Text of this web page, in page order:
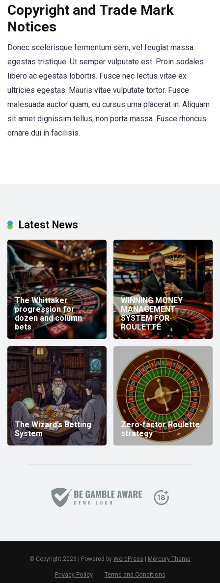
Copyright and Trade Mark
Notices
Donec scelerisque fermentum sem, vel feugiat massa
egestas tristique. Ut semper vulputate est. Proin sodales
libero ac egestas lobortis. Fusce nec lectus vitae ex
ultricies egestas. Mauris vitae vulputate tortor. Fusce
malesuada auctor quam, eu cursus urna placerat in. Aliquam
sit amet dignissim tellus, non porta massa. Fusce rhoncus
ornare dui in facilisis.
Latest News
The Whittaker
progression for
dozen and column
bets
WINNING MONEY
MANAGEMENT
SYSTEM FOR
ROULETTE
The Wizard’s Betting
System
Zero-factor Roulette
strategy
© Copyright 2023 | Powered by WordPress Mercury Theme
Privacy Policy Terms and Conditions